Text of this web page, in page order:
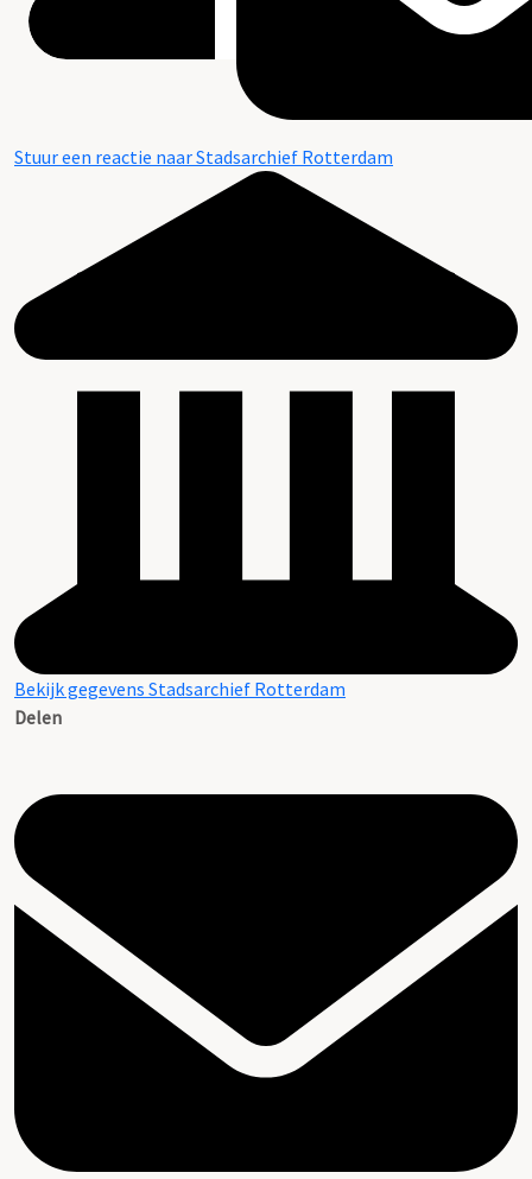
Stuur een reactie naar Stadsarchief Rotterdam
Bekijk gegevens Stadsarchief Rotterdam
Delen